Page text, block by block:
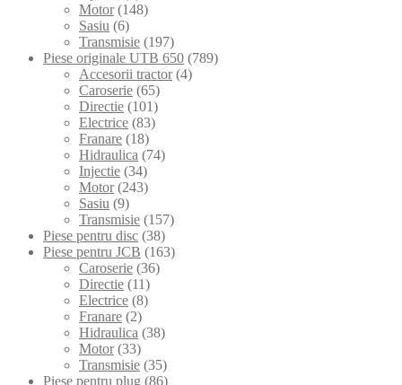
Motor (148)
Sasiu (6)
Transmisie (197)
Piese originale UTB 650 (789)
Accesorii tractor (4)
Caroserie (65)
Directie (101)
Electrice (83)
Franare (18)
Hidraulica (74)
Injectie (34)
Motor (243)
Sasiu (9)
Transmisie (157)
Piese pentru disc (38)
Piese pentru JCB (163)
Caroserie (36)
Directie (11)
Electrice (8)
Franare (2)
Hidraulica (38)
Motor (33)
Transmisie (35)
Piese pentru plug (86)